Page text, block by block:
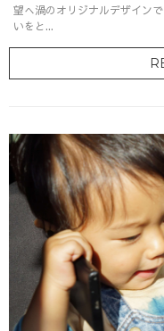
望へ渦のオリジナルデザイン
いをと...